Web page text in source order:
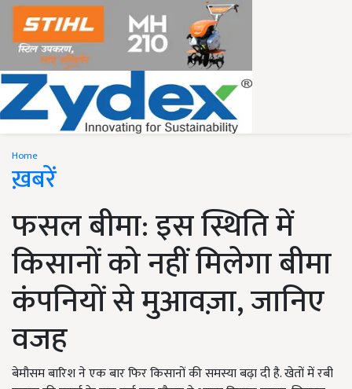
Home
ख़बरें
फसल बीमा: इस स्थिति में
किसानों को नहीं मिलेगा बीमा
कंपनियों से मुआवज़ा, जानिए
वजह
बेमौसम बारिश ने एक बार फिर किसानों की समस्या बढ़ा दी है. खेतों में रबी